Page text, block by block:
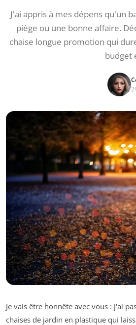
J'ai appris à mes dépens qu'un
piège ou une bonne affaire.
chaise longue promotion qui
budget
Je vais être honnête avec vous : j'ai
chaises de jardin en plastique qui